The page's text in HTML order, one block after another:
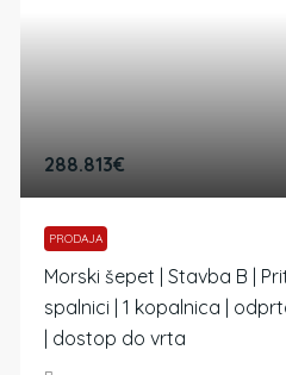
288.813€
PRODAJA
Morski šepet | Stavba B |
spalnici | 1 kopalnica |
| dostop do vrta